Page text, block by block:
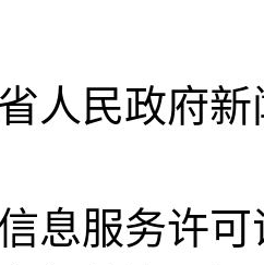
人民政府
息服务许可